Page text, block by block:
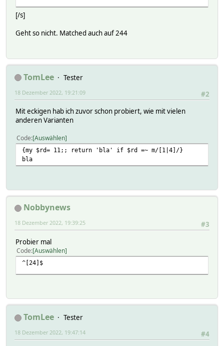
[/s]
Geht so nicht. Matched auch auf 244
TomLee
Tester
#2
18 Dezember 2022, 19:21:09
Mit eckigen hab ich zuvor schon probiert, wie mit vielen
anderen Varianten
Code Auswählen
{my $rd= 11;; return 'bla' if $rd =~ m/[1|4]/}
bla
Nobbynews
#3
18 Dezember 2022, 19:39:25
Probier mal
Code Auswählen
^[24]$
TomLee
Tester
#4
18 Dezember 2022, 19:47:14